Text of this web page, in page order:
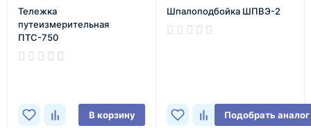
Тележка
путеизмерительная
ПТС-750
В корзину
Шпалоподбойка ШПВЭ-2
Подобрать аналог